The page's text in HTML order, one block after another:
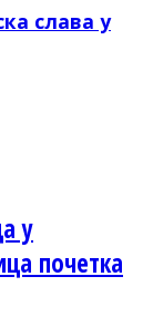
слава у
у
почетка